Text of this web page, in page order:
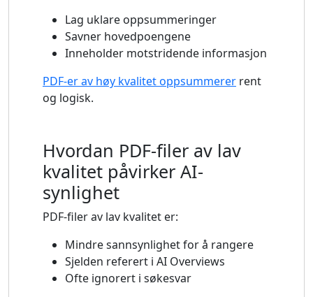
Lag uklare oppsummeringer
Savner hovedpoengene
Inneholder motstridende informasjon
PDF-er av høy kvalitet oppsummerer rent
og logisk.
Hvordan PDF-filer av lav
kvalitet påvirker AI-
synlighet
PDF-filer av lav kvalitet er:
Mindre sannsynlighet for å rangere
Sjelden referert i AI Overviews
Ofte ignorert i søkesvar